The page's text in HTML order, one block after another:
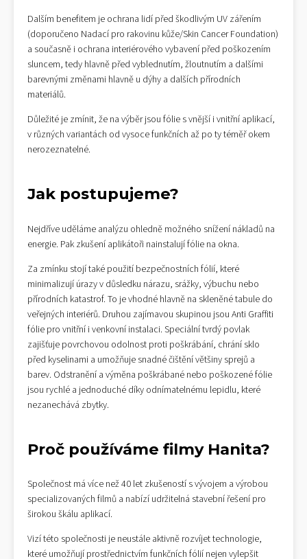
Dalším benefitem je ochrana lidí před škodlivým UV zářením
(doporučeno Nadací pro rakovinu kůže/Skin Cancer Foundation)
a současně i ochrana interiérového vybavení před poškozením
sluncem, tedy hlavně před vyblednutím, žloutnutím a dalšími
barevnými změnami hlavně u dýhy a dalších přírodních
materiálů.
Důležité je zmínit, že na výběr jsou fólie s vnější i vnitřní aplikací,
v různých variantách od vysoce funkčních až po ty téměř okem
nerozeznatelné.
Jak postupujeme?
Nejdříve uděláme analýzu ohledně možného snížení nákladů na
energie. Pak zkušení aplikátoři nainstalují fólie na okna.
Za zmínku stojí také použití bezpečnostních fólií, které
minimalizují úrazy v důsledku nárazu, srážky, výbuchu nebo
přírodních katastrof. To je vhodné hlavně na skleněné tabule do
veřejných interiérů. Druhou zajímavou skupinou jsou Anti Graffiti
fólie pro vnitřní i venkovní instalaci. Speciální tvrdý povlak
zajišťuje povrchovou odolnost proti poškrábání, chrání sklo
před kyselinami a umožňuje snadné čištění většiny sprejů a
barev. Odstranění a výměna poškrábané nebo poškozené fólie
jsou rychlé a jednoduché díky odnímatelnému lepidlu, které
nezanechává zbytky.
Proč používáme filmy Hanita?
Společnost má více než 40 let zkušeností s vývojem a výrobou
specializovaných filmů a nabízí udržitelná stavební řešení pro
širokou škálu aplikací.
Vizí této společnosti je neustále aktivně rozvíjet technologie,
které umožňují prostřednictvím funkčních fólií nejen vylepšit